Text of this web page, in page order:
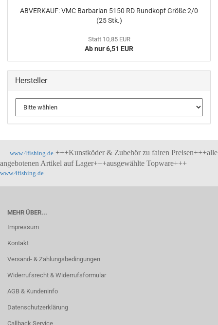
ABVERKAUF: VMC Barbarian 5150 RD Rundkopf Größe 2/0
(25 Stk.)
Statt 10,85 EUR
Ab nur 6,51 EUR
Hersteller
www.4fishing.de +++Kunstköder & Zubehör zu fairen Preisen+++alle
angebotenen Artikel auf Lager+++ausgewählte Topware+++
www.4fishing.de
MEHR ÜBER...
Impressum
Kontakt
Versand- & Zahlungsbedingungen
Widerrufsrecht & Widerrufsformular
AGB & Kundeninfo
Datenschutzerklärung
Callback Service